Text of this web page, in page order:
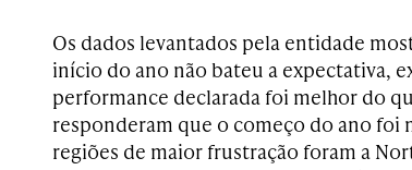
Os dados levantados pela entidade
início do ano não bateu a expectativa,
performance declarada foi melhor do
responderam que o começo do ano foi
regiões de maior frustração foram a